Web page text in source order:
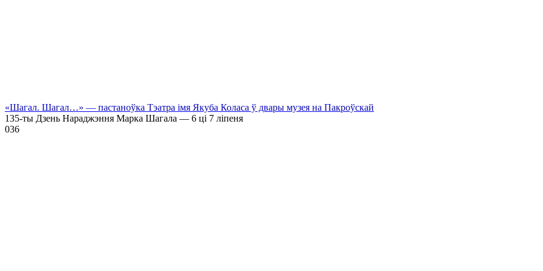
«Шагал. Шагал…» — пастаноўка Тэатра імя Якуба Коласа ў двары музея на Пакроўскай
135-ты Дзень Нараджэння Марка Шагала — 6 ці 7 ліпеня
036